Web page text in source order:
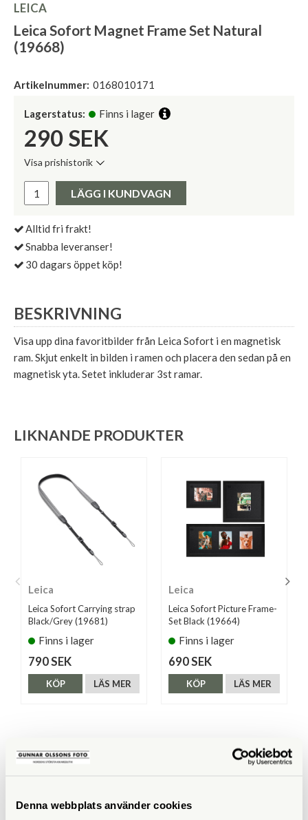
Denna webbplats använder cookies
LEICA
Leica Sofort Magnet Frame Set Natural
(19668)
Artikelnummer: 0168010171
Lagerstatus: Finns i lager
290 SEK
Visa prishistorik
Pris:
LÄGG I KUNDVAGN
Alltid fri frakt!
Snabba leveranser!
30 dagars öppet köp!
BESKRIVNING
Visa upp dina favoritbilder från Leica Sofort i en magnetisk
ram. Skjut enkelt in bilden i ramen och placera den sedan på en
magnetisk yta. Setet inkluderar 3st ramar.
LIKNANDE PRODUKTER
Leica
Leica Sofort Carrying strap
Black/Grey (19681)
Finns i lager
790 SEK
LÄS MER
KÖP
Leica
Leica Sofort Picture Frame-
Set Black (19664)
Finns i lager
690 SEK
LÄS MER
KÖP